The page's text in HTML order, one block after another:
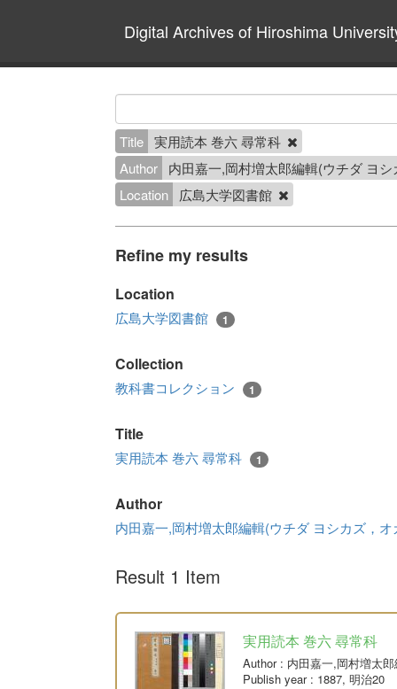
Digital Archives of Hiroshima
Title 実用読本 巻六 尋常科
Author
内田嘉一,岡村増太郎編輯(ウチダ ヨ
Location
広島大学図書館
Refine my results
Location
広島大学図書館 1
Collection
教科書コレクション 1
Title
実用読本 巻六 尋常科 1
Author
内田嘉一,岡村増太郎編輯(ウチダ ヨシカズ，
Result 1 Item
実用読本 巻六 尋常科
Author: 内田嘉一,岡村増太
Publish year: 1887, 明治20